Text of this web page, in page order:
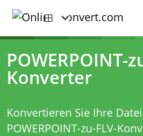
POWERPOINT-
Konverter
Konvertieren Sie Ihre
POWERPOINT-zu-FLV-